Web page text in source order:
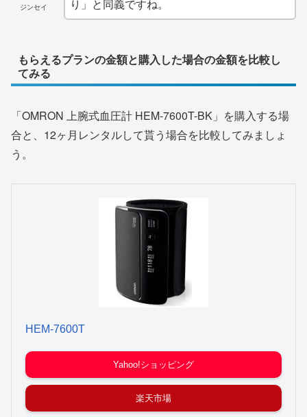
ジンセイ
り」と同義ですね。
もらえるプランの金額と購入した場合の金額を比較し
てみる
「OMRON 上腕式血圧計 HEM-7600T-BK」を購入する場
合と、12ヶ月レンタルして貰う場合を比較してみましょ
う。
HEM-7600T
Yahoo!ショッピング
楽天市場